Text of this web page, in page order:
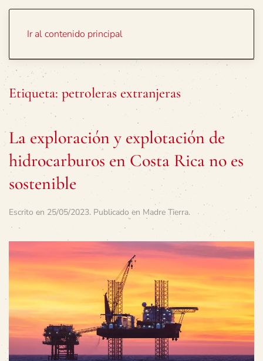
Ir al contenido principal
Etiqueta: petroleras extranjeras
La exploración y explotación de
hidrocarburos en Costa Rica no es
sostenible
Escrito en 25/05/2023. Publicado en Madre Tierra.